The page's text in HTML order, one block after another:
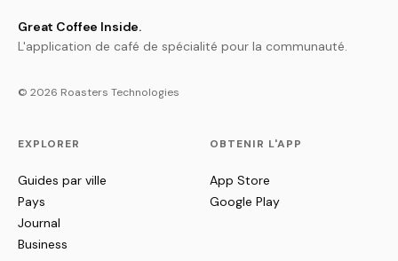
Great Coffee Inside.
L'application de café de spécialité pour la communauté.
© 2026 Roasters Technologies
EXPLORER
Guides par ville
Pays
Journal
Business
OBTENIR L'APP
App Store
Google Play